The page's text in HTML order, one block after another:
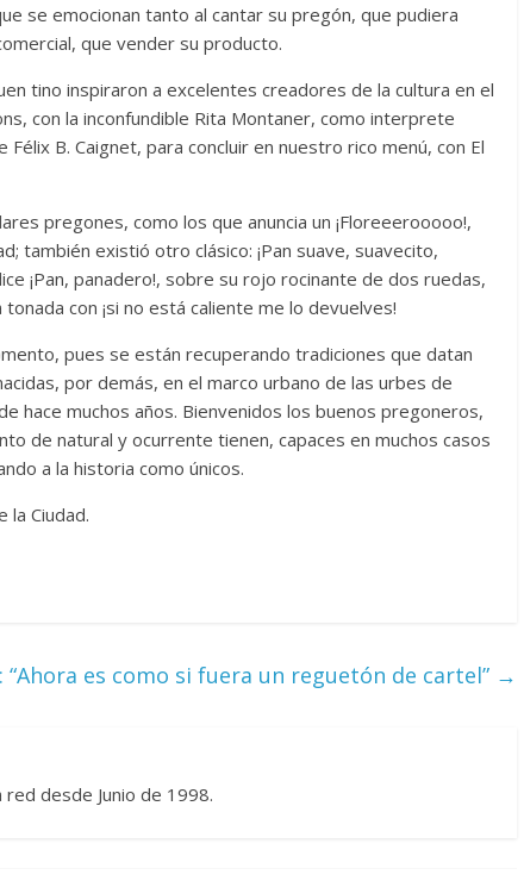
se emocionan tanto al cantar su pregón, que pudiera
que vender su producto.
tino inspiraron a excelentes creadores de la cultura en el
con la inconfundible Rita Montaner, como interprete
B. Caignet, para concluir en nuestro rico menú, con El
pregones, como los que anuncia un ¡Floreeerooooo!,
también existió otro clásico: ¡Pan suave, suavecito,
¡Pan, panadero!, sobre su rojo rocinante de dos ruedas,
con ¡si no está caliente me lo devuelves!
pues se están recuperando tradiciones que datan
por demás, en el marco urbano de las urbes de
hace muchos años. Bienvenidos los buenos pregoneros,
de natural y ocurrente tienen, capaces en muchos casos
a la historia como únicos.
la Ciudad.
“Ahora es como si fuera un reguetón de cartel” →
desde Junio de 1998.
Julio Martínez Molina
Cine macizo de Cronenberg
28 diciembre, 2025
Julio Martínez Molina
0